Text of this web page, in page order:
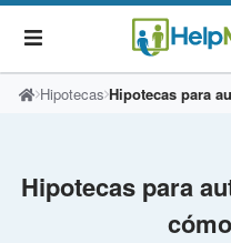
Hipotecas
Hipotecas para